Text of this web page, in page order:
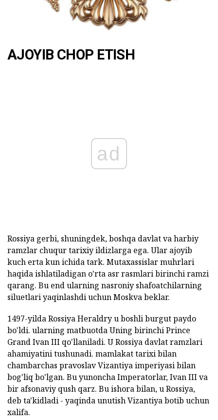
AJOYIB CHOP ETISH
ad
Rossiya gerbi, shuningdek, boshqa davlat va harbiy
ramzlar chuqur tarixiy ildizlarga ega. Ular ajoyib
kuch erta kun ichida tark. Mutaxassislar muhrlari
haqida ishlatiladigan o'rta asr rasmlari birinchi ramzi
qarang. Bu end ularning nasroniy shafoatchilarning
siluetlari yaqinlashdi uchun Moskva beklar.
1497-yilda Rossiya Heraldry u boshli burgut paydo
bo'ldi. ularning matbuotda Uning birinchi Prince
Grand Ivan III qo'llaniladi. U Rossiya davlat ramzlari
ahamiyatini tushunadi. mamlakat tarixi bilan
chambarchas pravoslav Vizantiya imperiyasi bilan
bog'liq bo'lgan. Bu yunoncha Imperatorlar, Ivan III va
bir afsonaviy qush qarz. Bu ishora bilan, u Rossiya,
deb ta'kidladi - yaqinda unutish Vizantiya botib uchun
xalifa.